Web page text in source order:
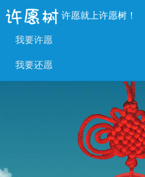
许愿就上许愿树！
我要许愿
我要还愿